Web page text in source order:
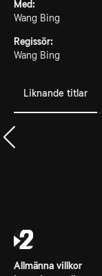
Med:
Wang Bing
Regissör:
Wang Bing
Liknande titlar
Allmänna villkor